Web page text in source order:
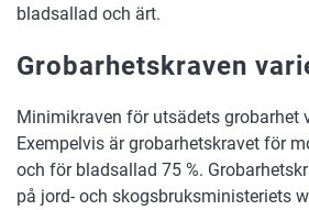
bladsallad och ärt.
Grobarhetskraven
Minimikraven för utsädets grobarhet
Exempelvis är grobarhetskravet för
och för bladsallad 75 %.
på jord- och skogsbruksministeriets